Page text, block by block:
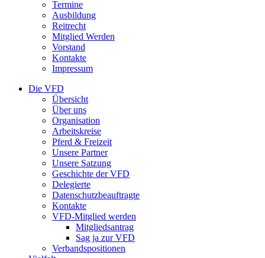
Termine
Ausbildung
Reitrecht
Mitglied Werden
Vorstand
Kontakte
Impressum
Die VFD
Übersicht
Über uns
Organisation
Arbeitskreise
Pferd & Freizeit
Unsere Partner
Unsere Satzung
Geschichte der VFD
Delegierte
Datenschutzbeauftragte
Kontakte
VFD-Mitglied werden
Mitgliedsantrag
Sag ja zur VFD
Verbandspositionen